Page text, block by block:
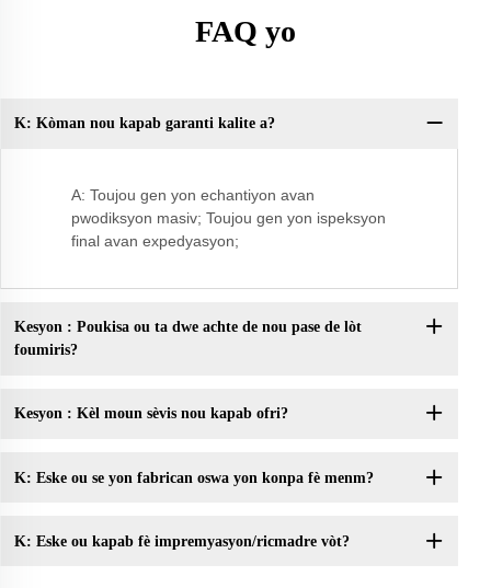
FAQ yo
K: Kòman nou kapab garanti kalite a?
A: Toujou gen yon echantiyon avan
pwodiksyon masiv; Toujou gen yon ispeksyon
final avan expedyasyon;
Kesyon : Poukisa ou ta dwe achte de nou pase de lòt
foumiris?
Kesyon : Kèl moun sèvis nou kapab ofri?
K: Eske ou se yon fabrican oswa yon konpa fè menm?
K: Eske ou kapab fè impremyasyon/ricmadre vòt?